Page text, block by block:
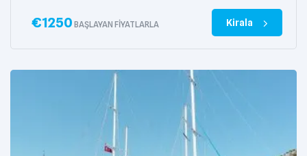
€1250 BAŞLAYAN FIYATLARLA Kirala